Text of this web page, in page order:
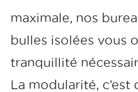
maximale, nos
bulles isolées vous
tranquillité
La modularité, c’est